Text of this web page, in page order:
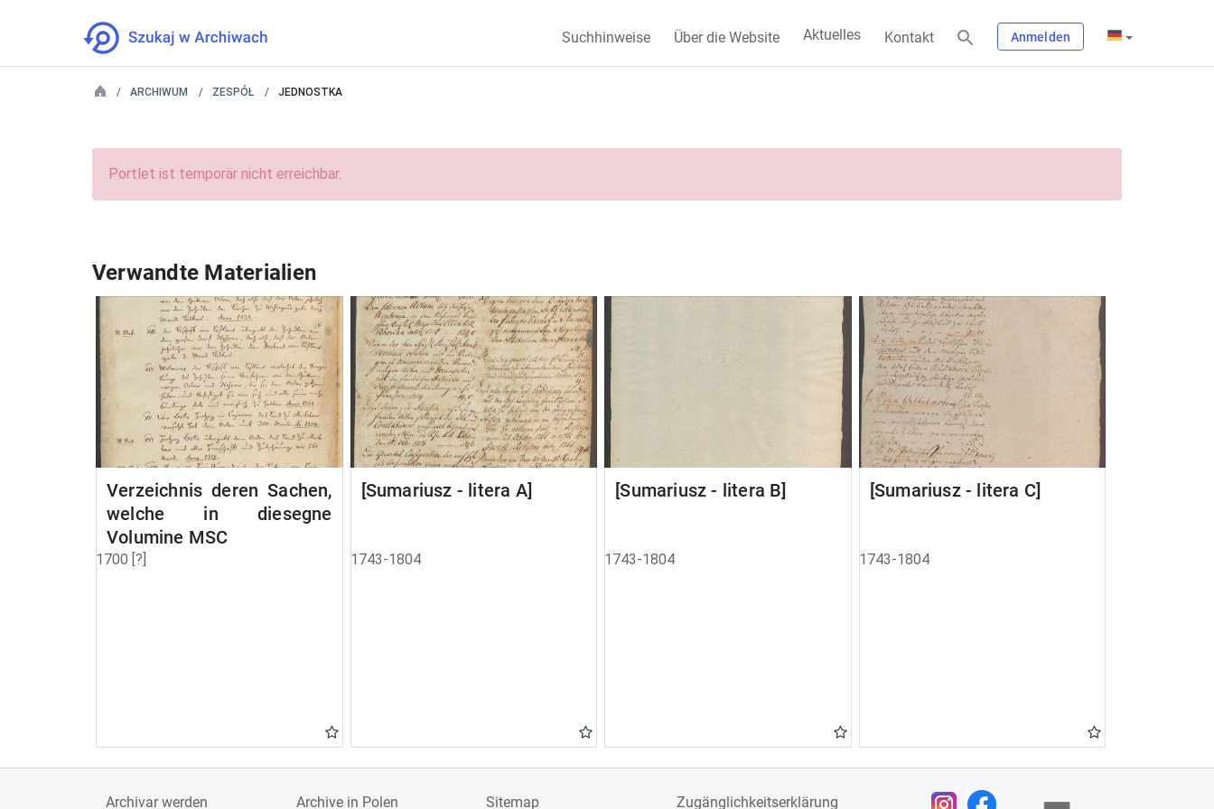
Suchhinweise Über die Website Aktuelles Kontakt Anmelden
ARCHIWUM ZESPÓŁ JEDNOSTKA
Portlet ist temporär nicht erreichbar.
Verwandte Materialien
Verzeichnis deren Sachen,
welche in diesegne
Volumine MSC
1700 [?]
[Sumariusz - litera A]
1743-1804
[Sumariusz - litera B]
1743-1804
[Sumariusz - litera C]
1743-1804
Archivar werden Archive in Polen Sitemap Zugänglichkeitserklärung